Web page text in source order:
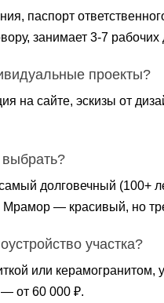
паспорт
занимает 3-7 рабочих
проекты?
на сайте, эскизы от
долговечный (100+
Мрамор — красивый, но
участка?
или керамогранитом,
от 60 000 ₽.